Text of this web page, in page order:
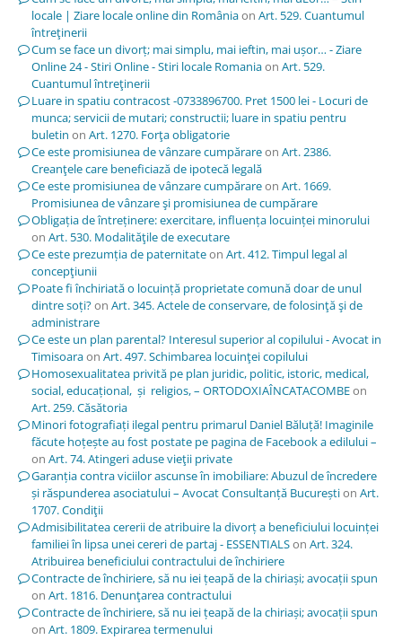
locale | Ziare locale online din Româniaon Art. 529. Cuantumul
întreţinerii
Cum se face un divorț; mai simplu, mai ieftin, mai ușor… - Ziare
Online 24 - Stiri Online - Stiri locale Romaniaon Art. 529.
Cuantumul întreţinerii
Luare in spatiu contracost -0733896700. Pret 1500 lei - Locuri de
munca; servicii de mutari; constructii; luare in spatiu pentru
buletin on Art. 1270. Forţa obligatorie
Ce este promisiunea de vânzare cumpărareon Art. 2386.
Creanţele care beneficiază de ipotecă legală
Ce este promisiunea de vânzare cumpărareon Art. 1669.
Promisiunea de vânzare şi promisiunea de cumpărare
Obligația de întreținere: exercitare, influența locuinței minorului
on Art. 530. Modalităţile de executare
Ce este prezumția de paternitateon Art. 412. Timpul legal al
concepţiunii
Poate fi închiriată o locuință proprietate comună doar de unul
dintre soți?on Art. 345. Actele de conservare, de folosinţă şi de
administrare
Ce este un plan parental? Interesul superior al copilului - Avocat in
Timisoaraon Art. 497. Schimbarea locuinţei copilului
Homosexualitatea privită pe plan juridic, politic, istoric, medical,
social, educațional, și religios, – ORTODOXIAÎNCATACOMBEon
Art. 259. Căsătoria
Minori fotografiați ilegal pentru primarul Daniel Băluță! Imaginile
făcute hoțește au fost postate pe pagina de Facebook a edilului –
on Art. 74. Atingeri aduse vieţii private
Garanția contra viciilor ascunse în imobiliare: Abuzul de încredere
și răspunderea asociatului – Avocat Consultanță Bucureștion Art.
1707. Condiţii
Admisibilitatea cererii de atribuire la divorț a beneficiului locuinței
familiei în lipsa unei cereri de partaj - ESSENTIALSon Art. 324.
Atribuirea beneficiului contractului de închiriere
Contracte de închiriere, să nu iei țeapă de la chiriași; avocații spun
on Art. 1816. Denunţarea contractului
Contracte de închiriere, să nu iei țeapă de la chiriași; avocații spun
on Art. 1809. Expirarea termenului